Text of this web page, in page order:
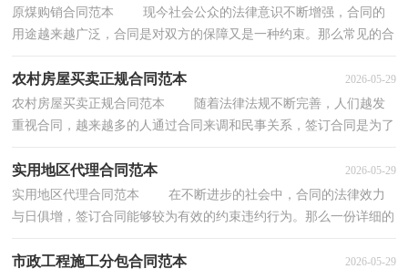
原煤购销合同范本 现今社会公众的法律意识不断增强，合同的
用途越来越广泛，合同是对双方的保障又是一种约束。那么常见的合
农村房屋买卖正规合同范本 2026-05-29
农村房屋买卖正规合同范本 随着法律法规不断完善，人们越发
重视合同，越来越多的人通过合同来调和民事关系，签订合同是为了
实用地区代理合同范本 2026-05-29
实用地区代理合同范本 在不断进步的社会中，合同的法律效力
与日俱增，签订合同能够较为有效的约束违约行为。那么一份详细的
市政工程施工分包合同范本 2026-05-29